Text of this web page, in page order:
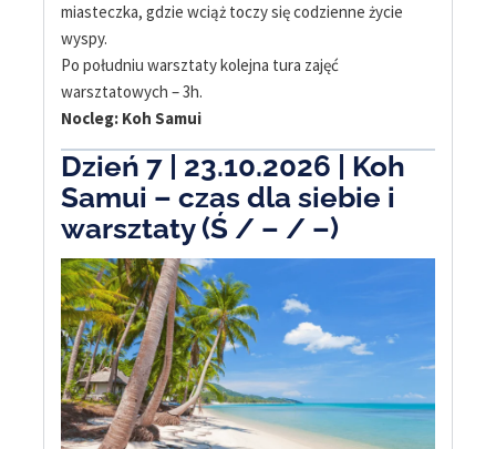
miasteczka, gdzie wciąż toczy się codzienne życie
wyspy.
Po południu warsztaty kolejna tura zajęć
warsztatowych – 3h.
Nocleg: Koh Samui
Dzień 7 | 23.10.2026 | Koh
Samui – czas dla siebie i
warsztaty (Ś / – / –)